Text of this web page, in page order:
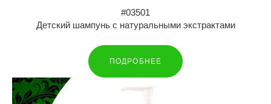
#03501
Детский шампунь с натуральными экстрактами
ПОДРОБНЕЕ